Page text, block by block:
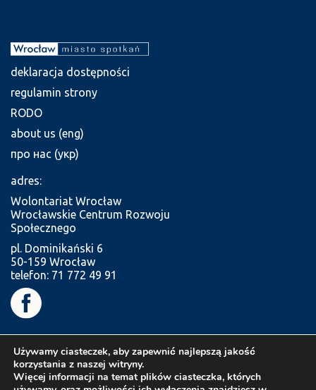
deklaracja dostępności
regulamin strony
RODO
about us (eng)
про нас (укр)
adres:
Wolontariat Wrocław
Wrocławskie Centrum Rozwoju
Społecznego
pl. Dominikański 6
50-159 Wrocław
telefon: 71 772 49 91
Używamy ciasteczek, aby zapewnić najlepszą jakość
korzystania z naszej witryny.
Więcej informacji na temat plików ciasteczka, których